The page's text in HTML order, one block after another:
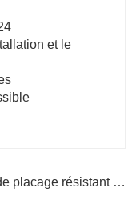
et le
précédente : Production de séchoirs de placage résistant à l'humidité